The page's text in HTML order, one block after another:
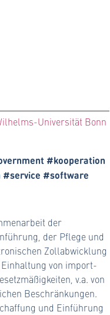
Universität Bonn
#kooperation
#software
der
der Pflege und
Zollabwicklung
von import-
v.a. von
Beschränkungen.
und Einführung